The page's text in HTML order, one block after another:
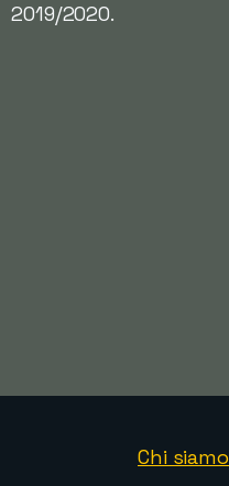
2019/2020.
Chi siamo